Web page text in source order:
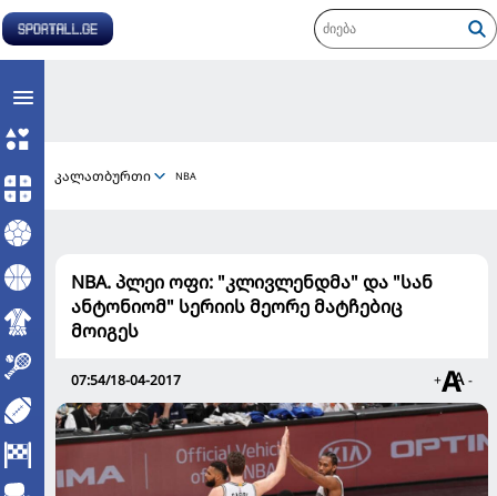
კალათბურთი NBA
NBA. პლეი ოფი: "კლივლენდმა" და "სან
ანტონიომ" სერიის მეორე მატჩებიც
მოიგეს
07:54/18-04-2017 + -